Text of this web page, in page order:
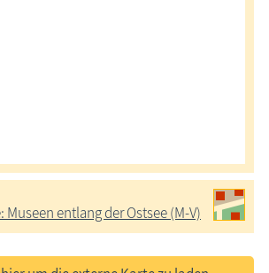
Museen entlang der Ostsee (M-V)